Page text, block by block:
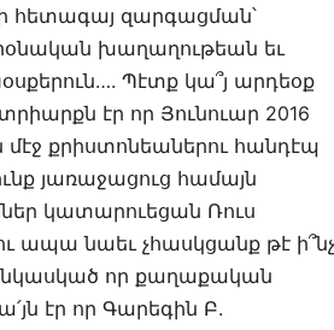
զարգացման՝
խաղաղութեան եւ
Պէտք կա՞յ արդեօք
էր որ Յունուար 2016
քրիստոնեաներու հանդէպ
յառաջացուց համայն
կատարուեցան Ռուս
ապա նաեւ չհասկցանք թէ ի՞նչ
որ քաղաքական
էր որ Գարեգին Բ.